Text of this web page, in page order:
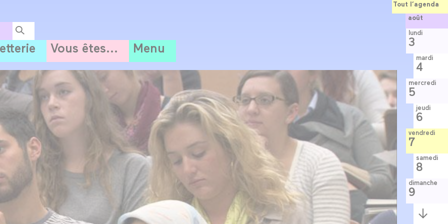
Vous êtes... Menu
Tout l’agenda
août
lundi
3
mardi
4
mercredi
5
jeudi
6
vendredi
7
samedi
8
dimanche
9
Semaine
suivante